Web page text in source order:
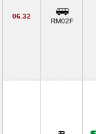
06.32
RM02F